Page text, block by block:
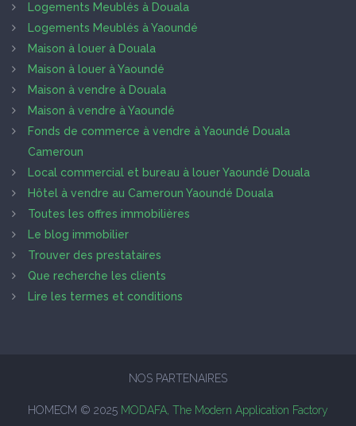
Logements Meublés à Douala
Logements Meublés à Yaoundé
Maison à louer à Douala
Maison à louer à Yaoundé
Maison à vendre à Douala
Maison à vendre à Yaoundé
Fonds de commerce à vendre à Yaoundé Douala
Cameroun
Local commercial et bureau à louer Yaoundé Douala
Hôtel à vendre au Cameroun Yaoundé Douala
Toutes les offres immobilières
Le blog immobilier
Trouver des prestataires
Que recherche les clients
Lire les termes et conditions
NOS PARTENAIRES
HOMECM © 2025 MODAFA, The Modern Application Factory